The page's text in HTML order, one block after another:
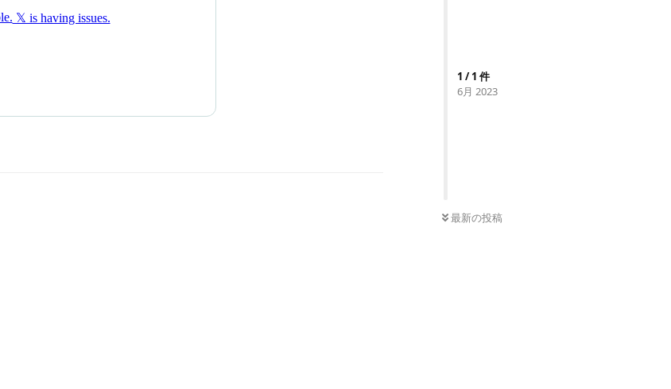
1 /1 件
6月 2023
最新の投稿